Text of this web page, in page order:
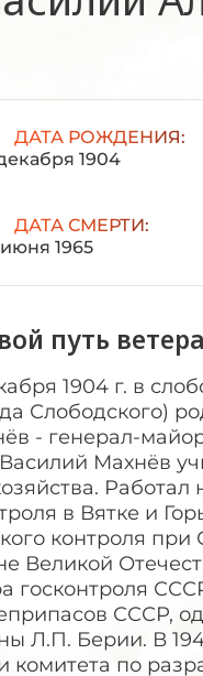
ДАТА РОЖДЕНИЯ:
1904
ДАТА СМЕРТИ:
июня 1965
путь
1904 г. в
Слободского)
- генерал-
Махнёв
в Вятке и
контроля
Великой
госконтроля
СССР,
Л.П. Берии. В
по